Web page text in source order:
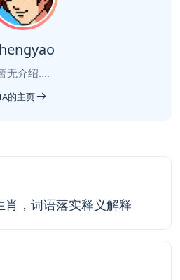
无介绍....
的主页
，词语落实释义解释